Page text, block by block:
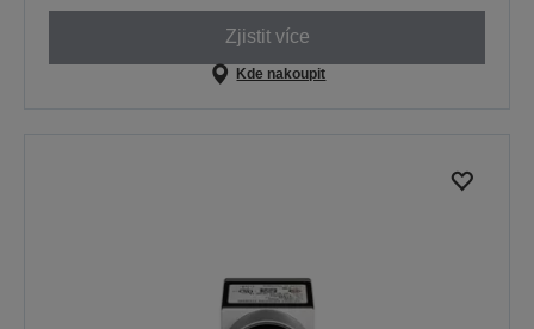
Zjistit více
Kde nakoupit